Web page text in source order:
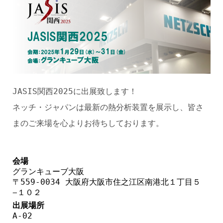
JASIS関西2025に出展致します！
ネッチ・ジャパンは最新の熱分析装置を展示し、皆さ
まのご来場を心よりお待ちしております。
会場
グランキューブ大阪
〒559-0034 大阪府大阪市住之江区南港北１丁目５
−１０２
出展場所
A-02